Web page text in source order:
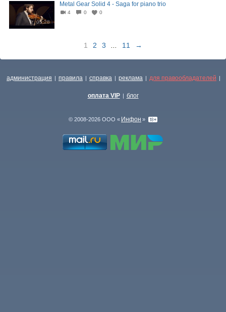
05:28
Metal Gear Solid 4 - Saga for piano trio
4 0 0
1 2 3 11 →
администрация | правила | справка | реклама | для правообладателей |
оплата VIP | блог
© 2008-2026 ООО « Инфон »